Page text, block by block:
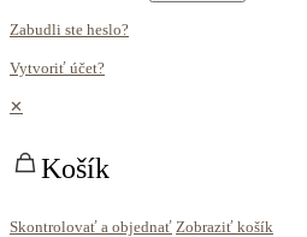
Zabudli ste heslo?
Vytvoriť účet?
✕
Košík
Skontrolovať a objednať Zobraziť košík